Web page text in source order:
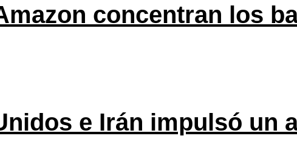
concentran los
e Irán impulsó un